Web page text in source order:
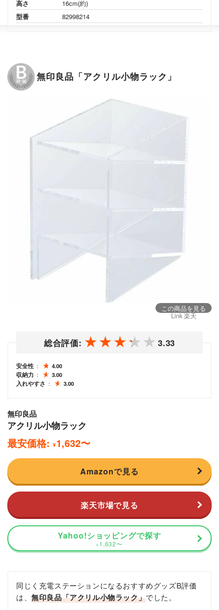
高さ
16cm(約)
型番
82998214
無印良品「アクリル小物ラック」
この商品を見る
Link 楽天
総合評価: 3.33
安全性
4.00
収納力
3.00
入れやすさ
3.00
無印良品
アクリル小物ラック
最安価格: ¥1,632〜
Amazonで見る
楽天市場で見る
Yahoo!ショッピングで探す
¥ 1,632〜
同じく充電ステーションになるおすすめグッズB評価
は、無印良品「アクリル小物ラック」でした。